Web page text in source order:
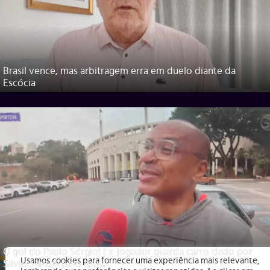
Brasil vence, mas arbitragem erra em duelo diante da
Escócia
O gol do Paulo Sérgio! Ex-jogador guarda carro dado por
Silvio Santos pelo tetra
Usamos cookies para fornecer uma experiência mais relevante,